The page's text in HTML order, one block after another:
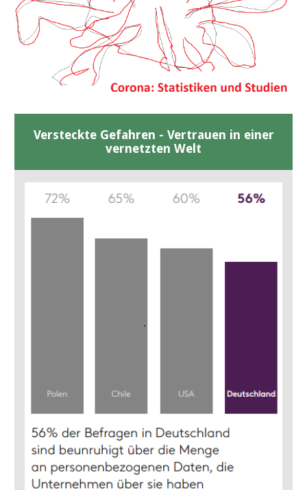
Versteckte Gefahren - Vertrauen in einer
vernetzten Welt